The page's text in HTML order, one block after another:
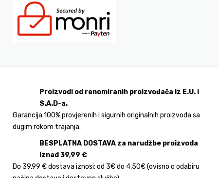
Proizvodi od renomiranih proizvođača iz E.U. i
S.A.D-a.
Garancija 100% provjerenih i sigurnih originalnih proizvoda sa
dugim rokom trajanja.
BESPLATNA DOSTAVA za narudžbe proizvoda
iznad 39,99 €
Do 39,99 € dostava iznosi: od 3€ do 4,50€ (ovisno o odabiru